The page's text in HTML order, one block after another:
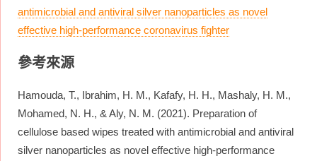
antimicrobial and antiviral silver nanoparticles as novel
effective high-performance coronavirus fighter
參考來源
Hamouda, T., Ibrahim, H. M., Kafafy, H. H., Mashaly, H. M.,
Mohamed, N. H., & Aly, N. M. (2021). Preparation of
cellulose based wipes treated with antimicrobial and antiviral
silver nanoparticles as novel effective high-performance